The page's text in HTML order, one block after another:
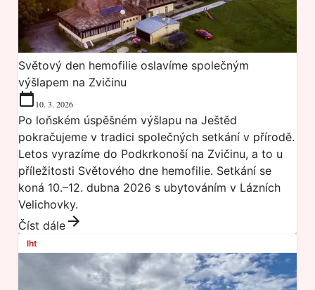
Světový den hemofilie oslavíme společným
výšlapem na Zvičinu
10. 3. 2026
Po loňském úspěšném výšlapu na Ještěd
pokračujeme v tradici společných setkání v přírodě.
Letos vyrazíme do Podkrkonoší na Zvičinu, a to u
příležitosti Světového dne hemofilie. Setkání se
koná 10.–12. dubna 2026 s ubytováním v Lázních
Velichovky.
Číst dále
lht